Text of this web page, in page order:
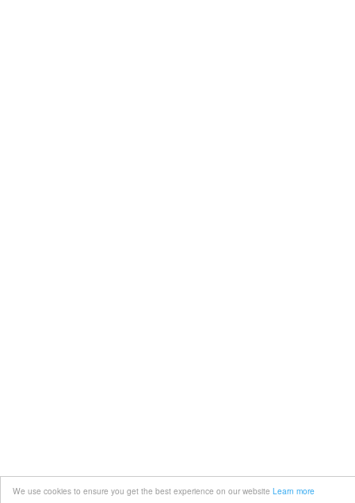
We use cookies to ensure you get the best experience on our website Learn more